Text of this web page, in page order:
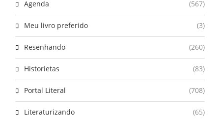
Agenda (567)
Meu livro preferido (3)
Resenhando (260)
Historietas (83)
Portal Literal (708)
Literaturizando (65)